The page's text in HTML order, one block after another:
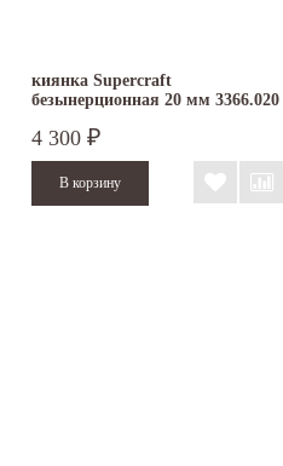
киянка Supercraft
безынерционная 20 мм 3366.020
4 300 ₽